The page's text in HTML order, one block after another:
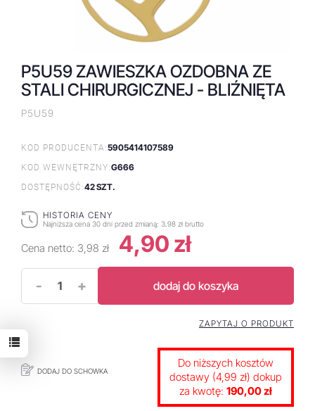
P5U59 ZAWIESZKA OZDOBNA ZE
STALI CHIRURGICZNEJ - BLIŹNIĘTA
P5U59
KOD PRODUCENTA:5905414107589
KOD WEWNĘTRZNY:G666
DOSTĘPNOŚĆ:42 SZT.
HISTORIA CENY
Najniższa cena 30 dni przed zmianą: 3,98 zł brutto
Cena netto: 3,98 zł 4,90 zł
- + dodaj do koszyka
DODAJ DO SCHOWKA
ZAPYTAJ O PRODUKT
Do niższych kosztów
dostawy (4,99 zł) dokup
za kwotę: 190,00 zł